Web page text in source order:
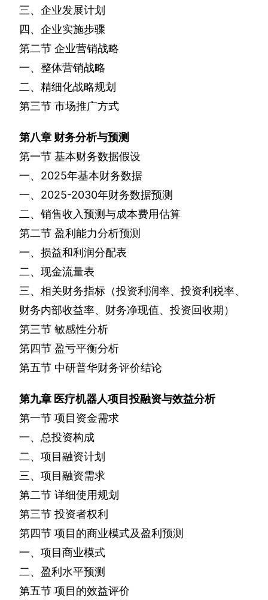
三、企业发展计划
四、企业实施步骤
第二节 企业营销战略
一、整体营销战略
二、精细化战略规划
第三节 市场推广方式
第八章 财务分析与预测
第一节 基本财务数据假设
一、 2025年基本财务数据
一、 2025-2030年财务数据预测
二、销售收入预测与成本费用估算
第二节 盈利能力分析预测
一、损益和利润分配表
二、现金流量表
三、相关财务指标（投资利润率、投资利税率、
财务内部收益率、财务净现值、投资回收期）
第三节 敏感性分析
第四节 盈亏平衡分析
第五节 中研普华财务评价结论
第九章 医疗机器人项目投融资与效益分析
第一节 项目资金需求
一、总投资构成
二、项目融资计划
三、项目融资需求
第二节 详细使用规划
第三节 投资者权利
第四节 项目的商业模式及盈利预测
一、项目商业模式
二、盈利水平预测
第五节 项目的效益评价